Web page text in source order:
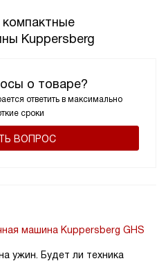
Kuppersberg
о товаре?
ответить в максимально
сроки
ВОПРОС
машина Kuppersberg GHS
ужин. Будет ли техника